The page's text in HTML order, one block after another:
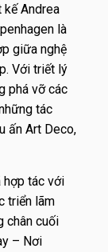
kế Andrea
là
giữa nghệ
Với triết lý
phá vỡ các
tác
ấn Art Deco,
hợp tác với
triển lãm
chân cuối
– Nơi